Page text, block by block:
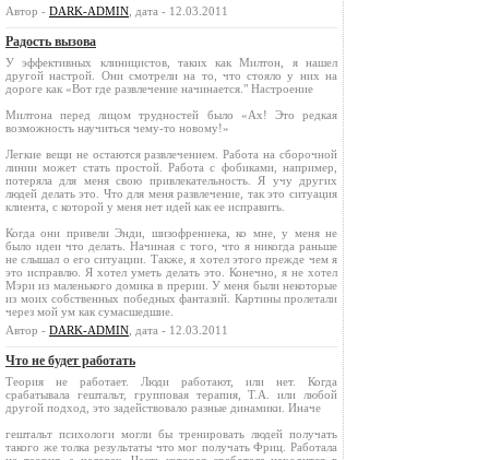
Автор - DARK-ADMIN , дата - 12.03.2011
Радость вызова
У эффективных клиницистов, таких как Милтон, я нашел
другой настрой. Они смотрели на то, что стояло у них на
дороге как «Вот где развлечение начинается." Настроение
Милтона перед лицом трудностей было «Ах! Это редкая
возможность научиться чему-то новому!»
Легкие вещи не остаются развлечением. Работа на сборочной
линии может стать простой. Работа с фобиками, например,
потеряла для меня свою привлекательность. Я учу других
людей делать это. Что для меня развлечение, так это ситуация
клиента, с которой у меня нет идей как ее исправить.
Когда они привели Энди, шизофрениека, ко мне, у меня не
было идеи что делать. Начиная с того, что я никогда раньше
не слышал о его ситуации. Также, я хотел этого прежде чем я
это исправлю. Я хотел уметь делать это. Конечно, я не хотел
Мэри из маленького домика в прерии. У меня были некоторые
из моих собственных победных фантазий. Картины пролетали
через мой ум как сумасшедшие.
Автор - DARK-ADMIN , дата - 12.03.2011
Что не будет работать
Теория не работает. Люди работают, или нет. Когда
срабатывала гештальт, групповая терапия, Т.А. или любой
другой подход, это задействовало разные динамики. Иначе
гештальт психологи могли бы тренировать людей получать
такого же толка результаты что мог получать Фриц. Работала